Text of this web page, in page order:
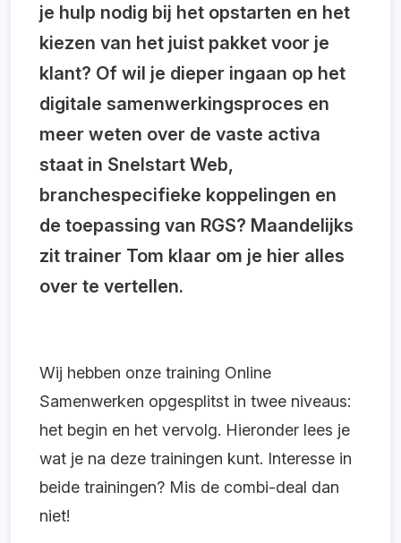
je hulp nodig bij het opstarten en het
kiezen van het juist pakket voor je
klant? Of wil je dieper ingaan op het
digitale samenwerkingsproces en
meer weten over de vaste activa
staat in Snelstart Web,
branchespecifieke koppelingen en
de toepassing van RGS? Maandelijks
zit trainer Tom klaar om je hier alles
over te vertellen.
Wij hebben onze training Online
Samenwerken opgesplitst in twee niveaus:
het begin en het vervolg. Hieronder lees je
wat je na deze trainingen kunt. Interesse in
beide trainingen? Mis de combi-deal dan
niet!